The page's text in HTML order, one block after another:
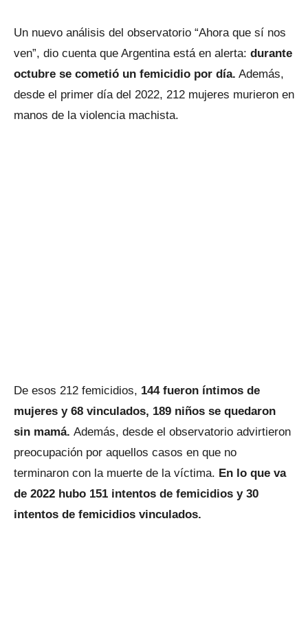
Un nuevo análisis del observatorio “Ahora que sí nos
ven”, dio cuenta que Argentina está en alerta: durante
octubre se cometió un femicidio por día. Además,
desde el primer día del 2022, 212 mujeres murieron en
manos de la violencia machista.
De esos 212 femicidios, 144 fueron íntimos de
mujeres y 68 vinculados, 189 niños se quedaron
sin mamá. Además, desde el observatorio advirtieron
preocupación por aquellos casos en que no
terminaron con la muerte de la víctima. En lo que va
de 2022 hubo 151 intentos de femicidios y 30
intentos de femicidios vinculados.